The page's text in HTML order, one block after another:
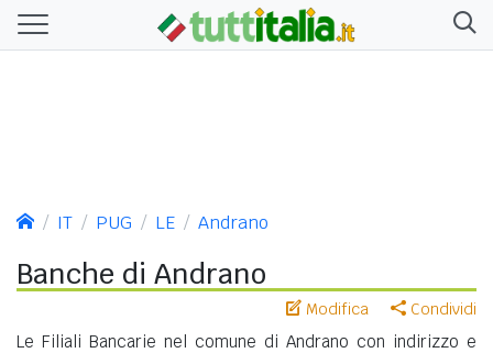
IT PUG LE Andrano
Banche di Andrano
Modifica Condividi
Le Filiali Bancarie nel comune di Andrano con indirizzo e